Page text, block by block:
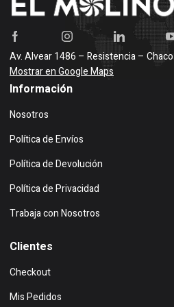
Av. Alvear 1486 – Resistencia – Chaco
Mostrar en Google Maps
Información
Nosotros
Política de Envíos
Política de Devolución
Política de Privacidad
Trabaja con Nosotros
Clientes
Checkout
Mis Pedidos